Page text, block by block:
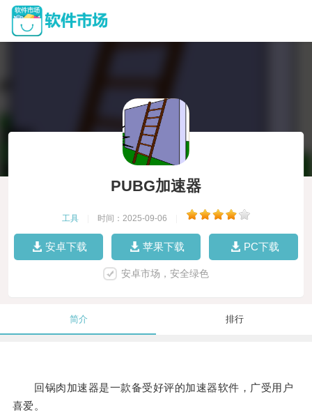
PUBG加速器
工具 时间：2025-09-06
安卓下载 苹果下载 PC下载
安卓市场，安全绿色
简介 排行
回锅肉加速器是一款备受好评的加速器软件，广受用户
喜爱。